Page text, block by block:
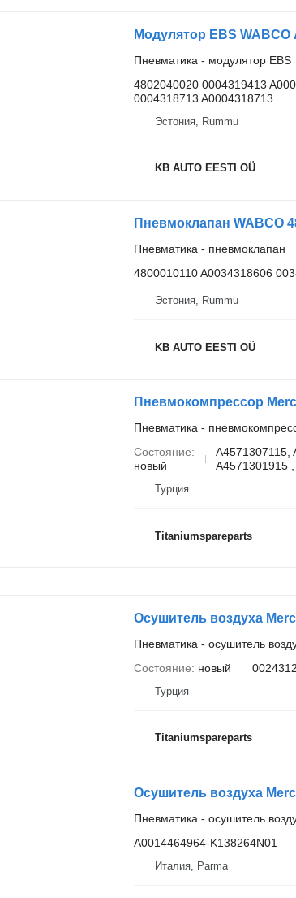
Пневматика - модулятор EBS
4802040020 0004319413
0004318713 A0004318713
Эстония, Rummu
KB AUTO EESTI OÜ
Пневматика - пневмоклапан
4800010110 A0034318606
Эстония, Rummu
KB AUTO EESTI OÜ
Пневматика -
Состояние
новый
A4571307115,
A4571301915 ,
Турция
Titaniumspareparts
Пневматика - осушитель
Состояние
новый
Турция
Titaniumspareparts
Пневматика - осушитель
A0014464964-K138264N01
Италия, Parma